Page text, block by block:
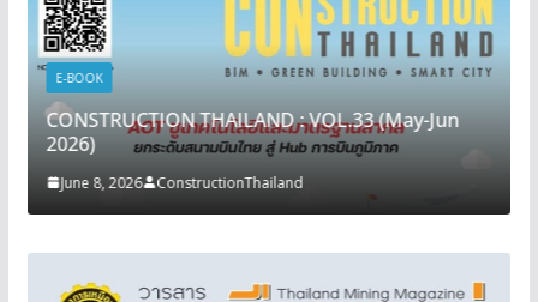
E-BOOK
CONSTRUCTION THAILAND : VOL.33 (May-Jun
2026)
June 8, 2026 ConstructionThailand